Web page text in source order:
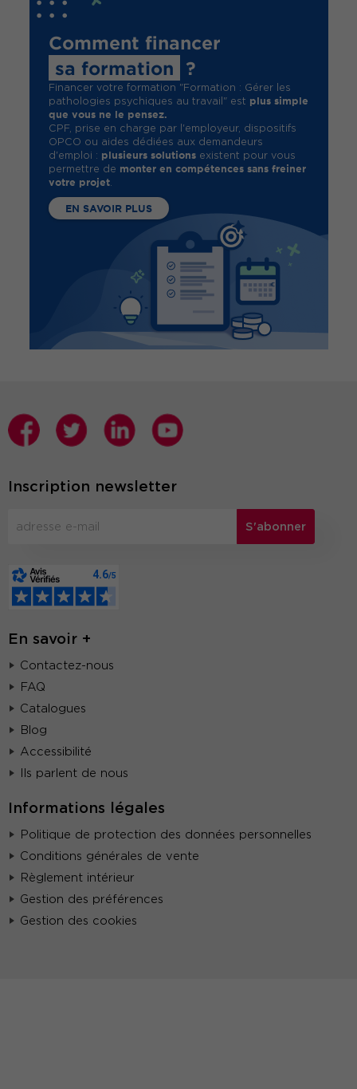
Comment financer
sa formation
?
Financer votre formation "Formation : Gérer les
pathologies psychiques au travail" est plus simple
que vous ne le pensez.
CPF, prise en charge par l'employeur, dispositifs
OPCO ou aides dédiées aux demandeurs
d'emploi : plusieurs solutionsexistent pour vous
permettre de monter en compétences sans freiner
votre projet.
EN SAVOIR PLUS
Inscription newsletter
S'abonner
En savoir +
Contactez-nous
FAQ
Catalogues
Blog
Accessibilité
Ils parlent de nous
Informations légales
Politique de protection des données personnelles
Conditions générales de vente
Règlement intérieur
Gestion des préférences
Gestion des cookies